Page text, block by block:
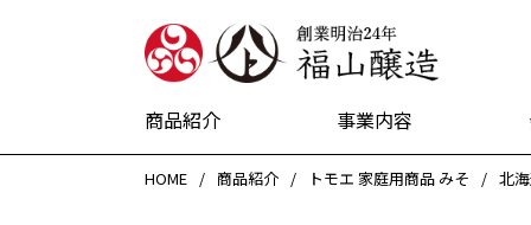
商品紹介 事業内容
HOME 商品紹介 トモエ 家庭用商品 みそ 北